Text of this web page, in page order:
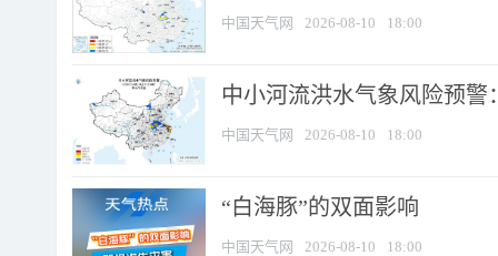
中国天气网 2026-08-10 18:00
中小河流洪水气象风险预
中国天气网 2026-08-10 18:00
​“白海豚”的双面影响
中国天气网 2026-08-10 18:00